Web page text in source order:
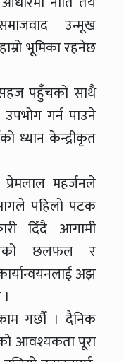
उन्मूख
भूमिका रहनेछ
पहुँचको साथै
गर्न पाउने
ध्यान केन्द्रीकृत
प्रेमलाल महर्जनले
पहिलो पटक
दिँदै आगामी
छलफल र
अझ
गर्छौ । दैनिक
आवश्यकता पूरा